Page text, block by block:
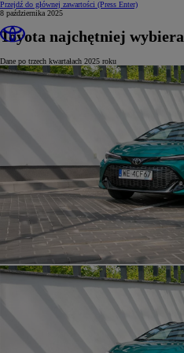
Przejdź do głównej zawartości (Press Enter)
8 października 2025
Toyota najchętniej
Dane po trzech kwartałach 2025 roku